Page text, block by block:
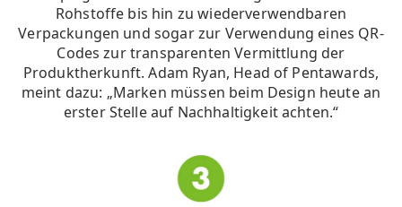
Rohstoffe bis hin zu wiederverwendbaren
Verpackungen und sogar zur Verwendung eines QR-
Codes zur transparenten Vermittlung der
Produktherkunft.Adam Ryan, Head of Pentawards,
meint dazu: „Marken müssen beim Design heute an
erster Stelle auf Nachhaltigkeit achten.“